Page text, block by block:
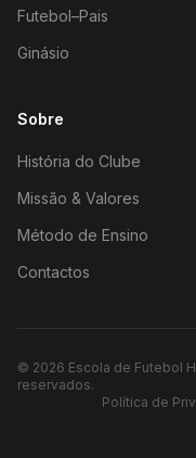
Futebol–Pais
Ginásio
Sobre
História do Clube
Missão & Valores
Método de Ensino
Contactos
© 2026 Escola de Futebol
reservados.
Política de